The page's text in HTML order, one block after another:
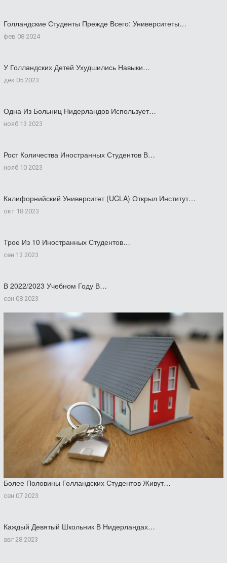
Голландские Студенты Прежде Всего: Университеты…
фев 08 2024
У Голландских Детей Ухудшились Навыки…
дек 05 2023
Одна Из Больниц Нидерландов Использует…
нояб 13 2023
Рост Количества Иностранных Студентов В…
нояб 10 2023
Калифорнийский Университет (UCLA) Открыл Институт…
окт 18 2023
Трое Из 10 Иностранных Студентов…
сен 13 2023
В 2022/2023 Учебном Году В…
сен 08 2023
Более Половины Голландских Студентов Живут…
сен 07 2023
Каждый Девятый Школьник В Нидерландах…
авг 28 2023